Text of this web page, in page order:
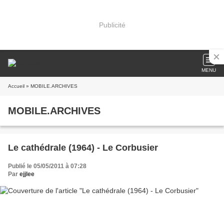
Publicité
MENU
Accueil » MOBILE.ARCHIVES
MOBILE.ARCHIVES
Le cathédrale (1964) - Le Corbusier
Publié le 05/05/2011 à 07:28
Par ejjlee